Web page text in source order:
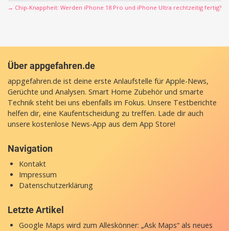
→ Chip-Knappheit: Werden iPhone 18 Pro und iPhone Ultra rechtzeitig fertig?
Über appgefahren.de
appgefahren.de ist deine erste Anlaufstelle für Apple-News,
Gerüchte und Analysen. Smart Home Zubehör und smarte
Technik steht bei uns ebenfalls im Fokus. Unsere Testberichte
helfen dir, eine Kaufentscheidung zu treffen. Lade dir auch
unsere kostenlose News-App aus dem App Store!
Navigation
Kontakt
Impressum
Datenschutzerklärung
Letzte Artikel
Google Maps wird zum Alleskönner: „Ask Maps“ als neues